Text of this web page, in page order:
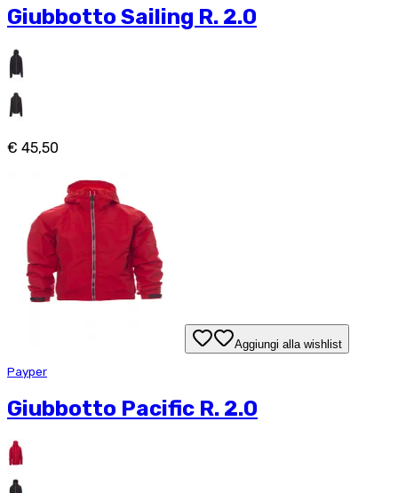
Giubbotto Sailing R. 2.0
€ 45,50
Aggiungi alla wishlist
Payper
Giubbotto Pacific R. 2.0